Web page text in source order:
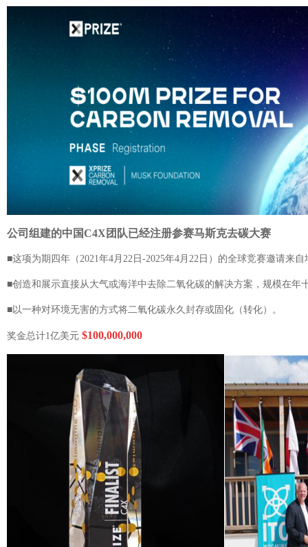
公司 组建的中国C4X 团队已经注册参赛马斯克去碳大赛
■这项为期四年（2021年4月 22 日 -2025年4月 22 日）的全球竞赛邀请来
■创造和展示直接从大气或海洋中去除二氧化碳的解决方案，规模在年
■以一种对环境无害的方式将二氧化碳永久封存或固化 （转化） 。
奖金总计1亿美元 $100,000,000